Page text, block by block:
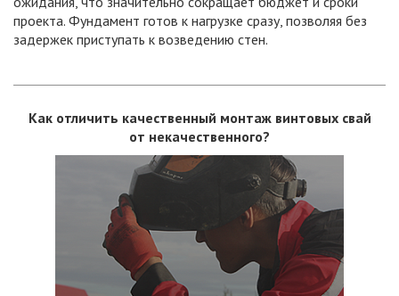
проекта. Фундамент готов к нагрузке сразу, позволяя без
задержек приступать к возведению стен.
Как отличить качественный монтаж винтовых свай
от некачественного?
Технические характеристики фундамента под
каркасный дом
Расчет свайного фундамента для каркасного дома
Какой фундамент нужен для каркасного дома:
легкий вес — меньше свай?